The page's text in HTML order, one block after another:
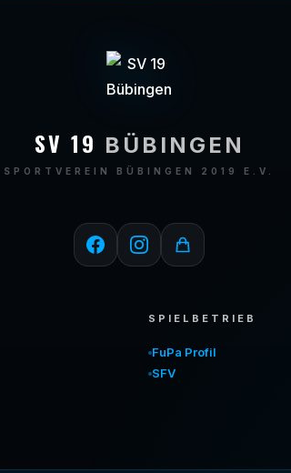
SV 19 BÜBINGEN
SPORTVEREIN BÜBINGEN 2019 E.V.
SPIELBETRIEB
FuPa Profil
SFV